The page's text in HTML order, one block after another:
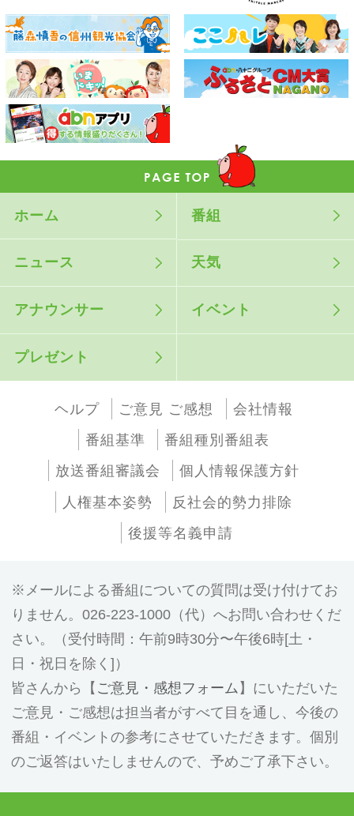
ホーム 番組
ニュース 天気
アナウンサー イベント
プレゼント
ヘルプ ご意見 ご感想
会社情報
番組基準
番組種別番組表
放送番組審議会
個人情報保護方針
人権基本姿勢
反社会的勢力排除
後援等名義申請
メールによる番組についての質問は受け付けてお
りません。026-223-1000（代）へお問い合わせくだ
さい。（受付時間：午前9時30分〜午後6時[土・
日・祝日を除く]）
皆さんから【 ご意見・感想フォーム 】にいただいた
ご意見・ご感想は担当者がすべて目を通し、今後の
番組・イベントの参考にさせていただきます。個別
のご返答はいたしませんので、予めご了承下さい。